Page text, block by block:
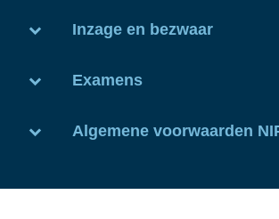
Inzage en bezwaar
Examens
Algemene voorwaarden